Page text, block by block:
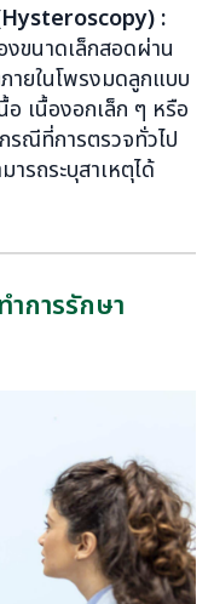
:
งขนาดเล็กสอดผ่าน
ยในโพรงมดลูกแบบ
อ เนื้องอกเล็ก ๆ หรือ
รณีที่การตรวจทั่วไป
ารถระบุสาเหตุได้
การรักษา